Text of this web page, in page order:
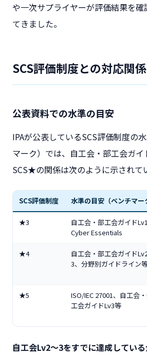
や一次サプライヤーが評価結果を
てきました。
SCS評価制度との対応関係
公表資料での水準の目安
IPAが公表しているSCS評価制度の
マーク）では、自工会・部工会ガイ
SCS★の関係は次のように示されて
SCS評価制度 水準の目安（ベンチマー
★3
自工会・部工会ガイドLv1
Cyber Essentials
★4
自工会・部工会ガイド
3、分野別ガイドライン
★5
ISO/IEC 27001、自工会
工会ガイドLv3等
自工会Lv2〜3をすでに達成してい